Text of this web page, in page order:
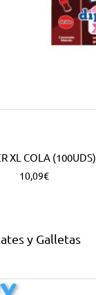
XL COLA (100UDS)
10,09€
y Galletas